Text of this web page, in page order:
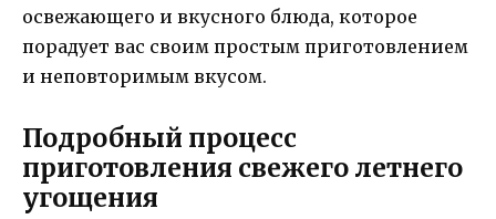
освежающего и вкусного блюда, которое
порадует вас своим простым приготовлением
и неповторимым вкусом.
Подробный процесс
приготовления свежего летнего
угощения